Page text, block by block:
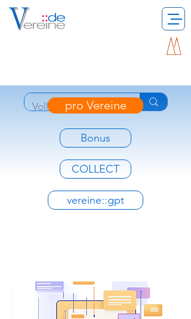
pro Vereine
Bonus
COLLECT
vereine::gpt